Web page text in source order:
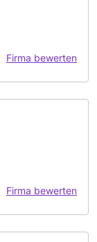
Firma bewerten
Firma bewerten